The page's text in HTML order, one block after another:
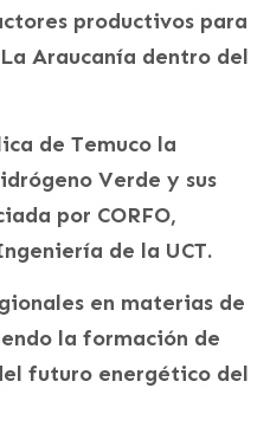
productivos para
Araucanía dentro del
de Temuco la
Verde y sus
por CORFO,
de la UCT.
en materias de
la formación de
futuro energético del